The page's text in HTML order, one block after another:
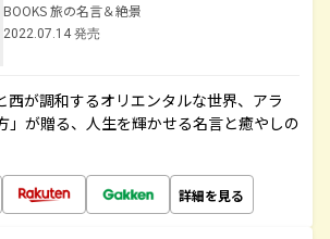
BOOKS 旅の名言＆絶景
2022.07.14 発売
西が調和するオリエンタルな世界、アラ
」が贈る、人生を輝かせる名言と癒やしの
詳細を見る